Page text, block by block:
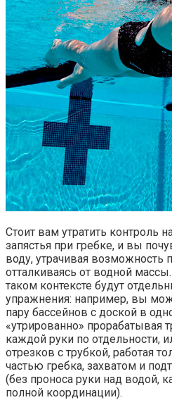
Стоит вам утратить контроль
запястья при гребке, и вы
воду, утрачивая возможность
отталкиваясь от водной
таком контексте будут
упражнения: например, вы
пару бассейнов с доской в
«утрированно» прорабатывая
каждой руки по отдельности,
отрезков с трубкой, работая
частью гребка, захватом и
(без проноса руки над водой,
полной координации).